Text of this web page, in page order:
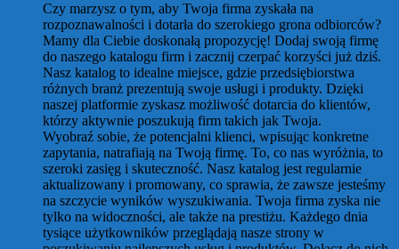
Czy marzysz o tym, aby Twoja firma zyskała na
rozpoznawalności i dotarła do szerokiego grona odbiorców?
Mamy dla Ciebie doskonałą propozycję! Dodaj swoją firmę
do naszego katalogu firm i zacznij czerpać korzyści już dziś.
Nasz katalog to idealne miejsce, gdzie przedsiębiorstwa
różnych branż prezentują swoje usługi i produkty. Dzięki
naszej platformie zyskasz możliwość dotarcia do klientów,
którzy aktywnie poszukują firm takich jak Twoja.
Wyobraź sobie, że potencjalni klienci, wpisując konkretne
zapytania, natrafiają na Twoją firmę. To, co nas wyróżnia, to
szeroki zasięg i skuteczność. Nasz katalog jest regularnie
aktualizowany i promowany, co sprawia, że zawsze jesteśmy
na szczycie wyników wyszukiwania. Twoja firma zyska nie
tylko na widoczności, ale także na prestiżu. Każdego dnia
tysiące użytkowników przeglądają nasze strony w